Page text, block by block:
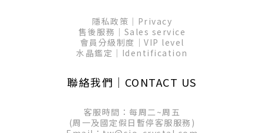
隱私政策│Privacy
售後服務│Sales service
會員分級制度│VIP level
水晶鑑定│Identification
聯絡我們│CONTACT US
客服時間：每周二~周五
(周一及國定假日暫停客服服務)